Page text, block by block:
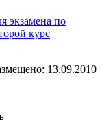
экзамена по
курс
13.09.2010